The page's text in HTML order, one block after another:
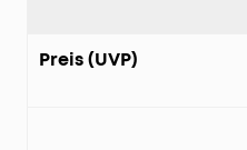
Preis (UVP)